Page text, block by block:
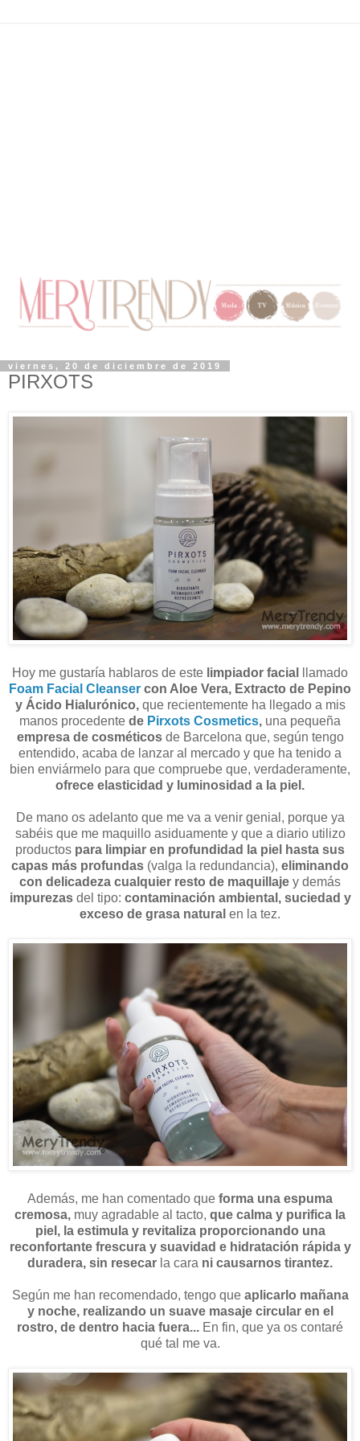
viernes, 20 de diciembre de 2019
PIRXOTS
Hoy me gustaría hablaros de este limpiador facial
llamado
Foam Facial Cleanser con Aloe Vera, Extracto de Pepino
y Ácido Hialurónico, que recientemente ha llegado a mis
manos procedente de Pirxots Cosmetics, una pequeña
empresa de cosméticos de Barcelona que, según tengo
entendido, acaba de lanzar al mercado y que ha tenido a
bien enviármelo para que compruebe que, verdaderamente,
ofrece elasticidad y luminosidad a la piel.
De mano os adelanto que me va a venir genial, porque ya
sabéis que me maquillo asiduamente y que a diario utilizo
productos para limpiar en profundidad la piel hasta sus
capas más profundas (valga la redundancia), eliminando
con delicadeza cualquier resto de maquillaje y demás
impurezasdel tipo: contaminación ambiental, suciedad y
exceso de grasa natural en la tez.
Además, me han comentado que forma una espuma
cremosa, muy agradable al tacto, que calma y purifica la
piel, la estimula y revitaliza proporcionando una
reconfortante frescura y suavidad e hidratación rápida y
duradera, sin resecar la cara ni causarnos tirantez.
Según me han recomendado, tengo que aplicarlo mañana
y noche, realizando un suave masaje circular en el
rostro, de dentro hacia fuera... En fin, que ya os contaré
qué tal me va.